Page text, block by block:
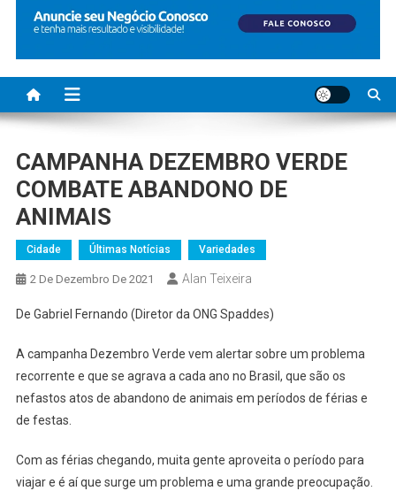
CAMPANHA DEZEMBRO VERDE
COMBATE ABANDONO DE
ANIMAIS
Cidade Últimas Notícias Variedades
2 De Dezembro De 2021 Alan Teixeira
De Gabriel Fernando (Diretor da ONG Spaddes)
A campanha Dezembro Verde vem alertar sobre um problema
recorrente e que se agrava a cada ano no Brasil, que são os
nefastos atos de abandono de animais em períodos de férias e
de festas.
Com as férias chegando, muita gente aproveita o período para
viajar e é aí que surge um problema e uma grande preocupação.